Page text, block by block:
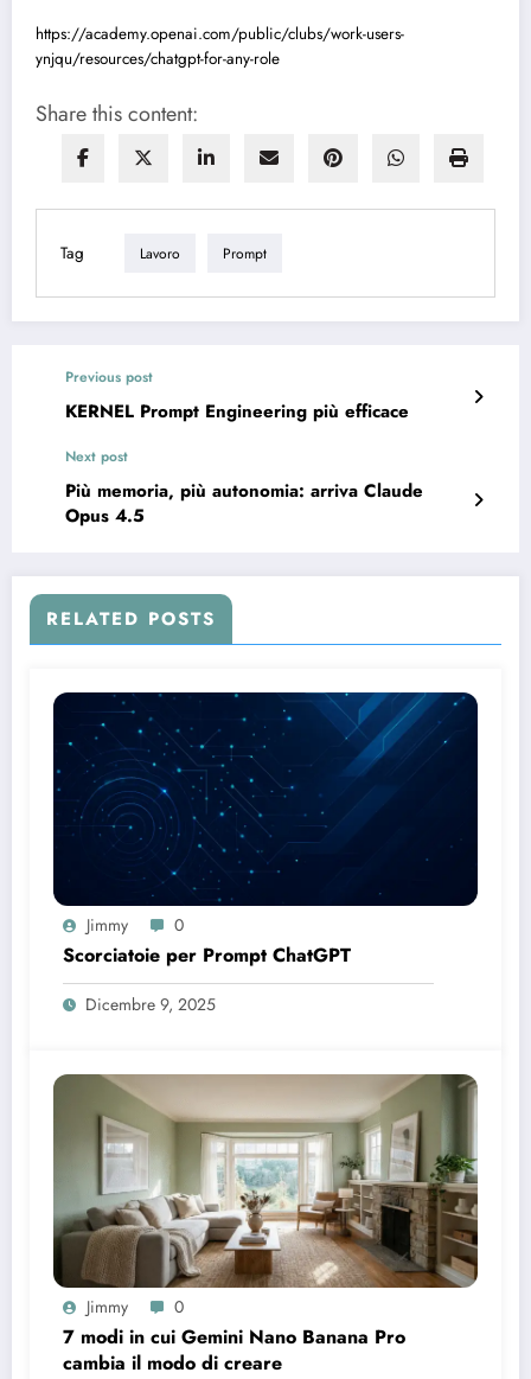
https://academy.openai.com/public/clubs/work-users-
ynjqu/resources/chatgpt-for-any-role
Share this content:
Tag Lavoro Prompt
Previous post
KERNEL Prompt Engineering più efficace
Next post
Più memoria, più autonomia: arriva Claude
Opus 4.5
RELATED POSTS
Jimmy 0
Scorciatoie per Prompt ChatGPT
Dicembre 9, 2025
Jimmy 0
7 modi in cui Gemini Nano Banana Pro
cambia il modo di creare